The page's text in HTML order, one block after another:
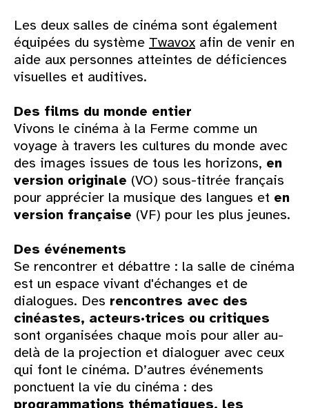
Les deux salles de cinéma sont également
équipées du système Twavox afin de venir en
aide aux personnes atteintes de déficiences
visuelles et auditives.
Des films du monde entier
Vivons le cinéma à la Ferme comme un
voyage à travers les cultures du monde avec
des images issues de tous les horizons, en
version originale (VO) sous-titrée français
pour apprécier la musique des langues et en
version française (VF) pour les plus jeunes.
Des événements
Se rencontrer et débattre : la salle de cinéma
est un espace vivant d'échanges et de
dialogues. Des rencontres avec des
cinéastes, acteurs·trices ou critiques
sont organisées chaque mois pour aller au-
delà de la projection et dialoguer avec ceux
qui font le cinéma. D’autres événements
ponctuent la vie du cinéma : des
programmations thématiques, les